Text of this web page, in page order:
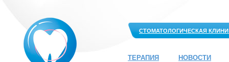
СТОМАТОЛОГИЧЕСКАЯ
ТЕРАПИЯ
НОВОСТИ